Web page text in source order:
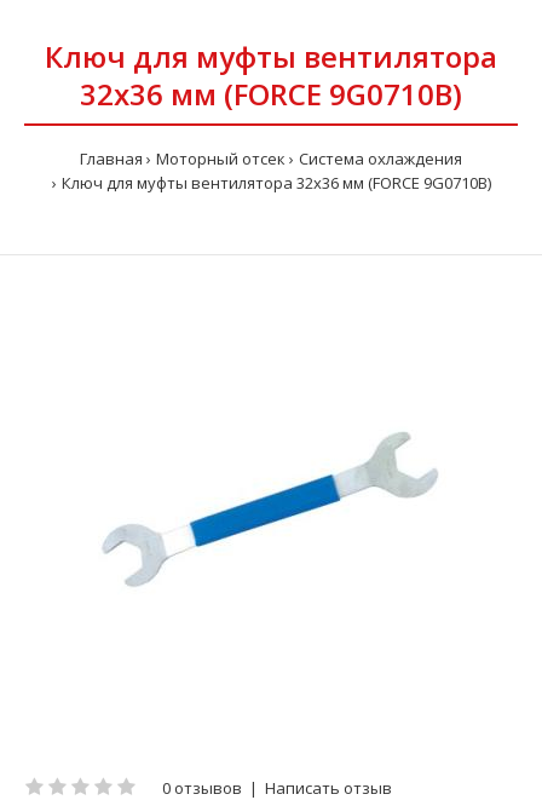
Ключ для муфты вентилятора
32x36 мм (FORCE 9G0710B)
Главная Моторный отсек
Система охлаждения
Ключ для муфты вентилятора 32x36 мм (FORCE 9G0710B)
0 отзывов | Написать отзыв